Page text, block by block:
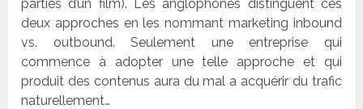
parties d’un film). Les anglophones distinguent ces
deux approches en les nommant marketing inbound
vs. outbound. Seulement une entreprise qui
commence à adopter une telle approche et qui
produit des contenus aura du mal a acquérir du trafic
naturellement…